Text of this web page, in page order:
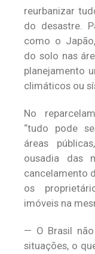
reurbanizar
do desastre.
como o
do solo nas
planejamento
climáticos ou
No
“tudo pode
áreas
ousadia das
cancelamento
os
imóveis na
— O Brasil
situações, o